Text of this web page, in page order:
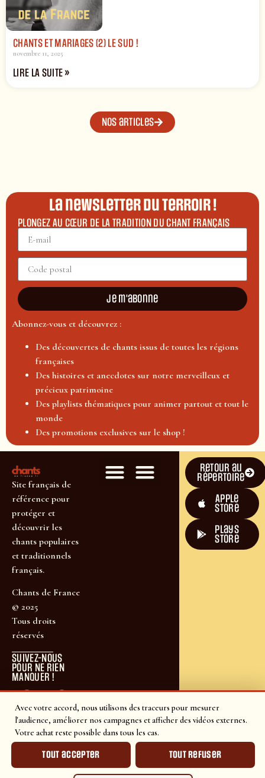
Avec votre accord, nous utilisons des traceurs pour mesurer
l'audience, améliorer nos campagnes et afficher des vidéos externes.
Votre achat reste possible dans tous les cas.
Tout accepter Tout refuser
CHANTS ET MARIAGES (2) LE SUD !
novembre 11, 2025
LIRE LA SUITE »
Nos articles
La newsletter du terroir !
PLONGEZ AU CŒUR DE LA TRADITION DU CHANT FRANÇAIS
Je m'abonne
Abonnez-vous et découvrez :
Des découvertes de chants issus de toutes les régions
françaises
Des histoires et anecdotes sur notre merveilleux et
précieux patrimoine
Des playlists thématiques pour animer partout et tout le
monde
Des promotions exclusives sur le shop !
Site français de
référence pour
protéger et
découvrir les
chants populaires
et traditionnels
français.
Chants de France
© 2025
Tous droits
réservés
SUIVEZ-NOUS
POUR NE RIEN
MANQUER !
Retour au
répertoire
Apple
Store
plays
store